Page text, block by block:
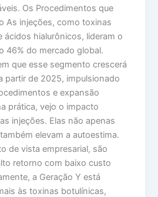
Os Procedimentos que
As injeções, como toxinas
ácidos hialurônicos, lideram o
46% do mercado global.
que esse segmento crescerá
partir de 2025, impulsionado
e expansão
prática, vejo o impacto
injeções. Elas não apenas
elevam a autoestima.
de vista empresarial, são
retorno com baixo custo
a Geração Y está
às toxinas botulínicas,